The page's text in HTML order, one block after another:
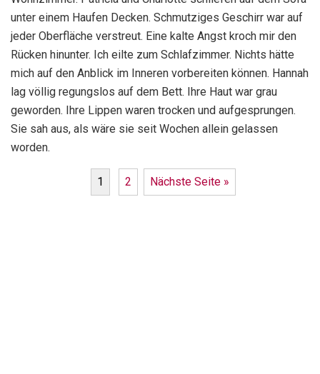
unter einem Haufen Decken. Schmutziges Geschirr war auf
jeder Oberfläche verstreut. Eine kalte Angst kroch mir den
Rücken hinunter. Ich eilte zum Schlafzimmer. Nichts hätte
mich auf den Anblick im Inneren vorbereiten können. Hannah
lag völlig regungslos auf dem Bett. Ihre Haut war grau
geworden. Ihre Lippen waren trocken und aufgesprungen.
Sie sah aus, als wäre sie seit Wochen allein gelassen
worden.
1 2 Nächste Seite »